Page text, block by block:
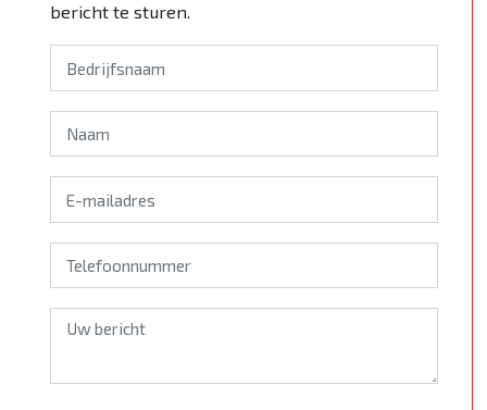
bericht te sturen.